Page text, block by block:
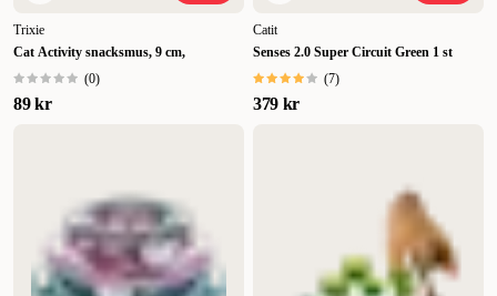
Trixie
Cat Activity snacksmus, 9 cm,
(0)
89 kr
Catit
Senses 2.0 Super Circuit Green 1 st
(7)
379 kr